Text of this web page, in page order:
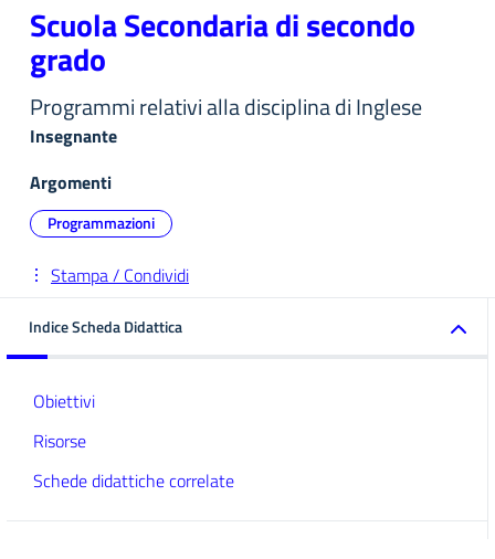
Scuola Secondaria di secondo
grado
Programmi relativi alla disciplina di Inglese
Insegnante
Argomenti
Programmazioni
Stampa / Condividi
Indice Scheda Didattica
Obiettivi
Risorse
Schede didattiche correlate